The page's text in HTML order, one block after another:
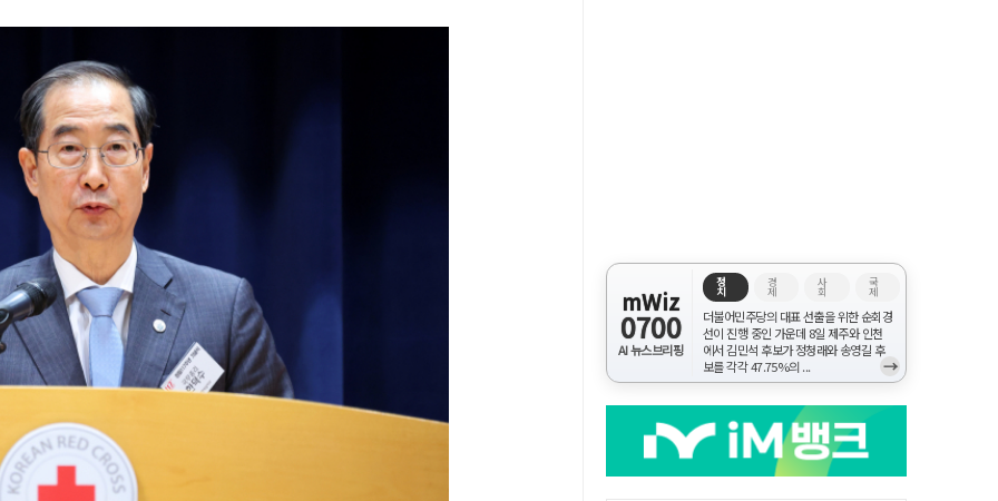
mWiz
0700
AI 뉴스브리핑
정
치
경
제
사
회
국
제
더불어민주당의 대표 선출을 위한 순회경
선이 진행 중인 가운데 8일 제주와 인천
에서 김민석 후보가 정청래와 송영길 후
보를 각각 47.75%의 ...
→